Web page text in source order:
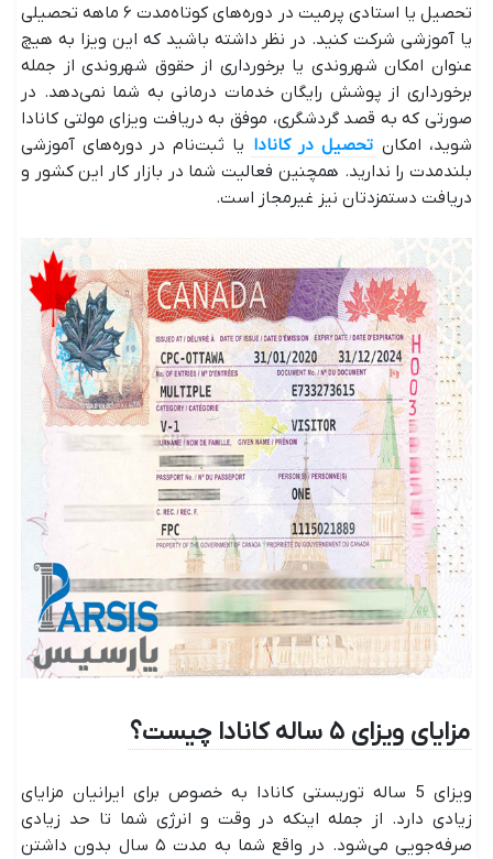
تحصیل یا استادی پرمیت در دوره‌های کوتاه‌مدت ۶ ماهه تحصیلی
یا آموزشی شرکت کنید. در نظر داشته باشید که این ویزا به هیچ
عنوان امکان شهروندی یا برخورداری از حقوق شهروندی از جمله
برخورداری از پوشش رایگان خدمات درمانی به شما نمی‌دهد. در
صورتی که به قصد گردشگری، موفق به دریافت ویزای مولتی کانادا
شوید، امکان تحصیل در کانادا یا ثبت‌نام در دوره‌های آموزشی
بلندمدت را ندارید. همچنین فعالیت شما در بازار کار این کشور و
دریافت دستمزدتان نیز غیرمجاز است.
مزایای ویزای ۵ ساله کانادا چیست؟
ویزای 5 ساله توریستی کانادا به خصوص برای ایرانیان مزایای
زیادی دارد. از جمله اینکه در وقت و انرژی شما تا حد زیادی
صرفه‌جویی می‌شود. در واقع شما به مدت ۵ سال بدون داشتن